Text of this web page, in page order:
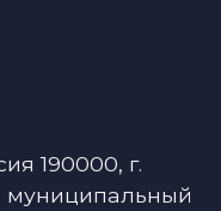
190000, г.
муниципальный